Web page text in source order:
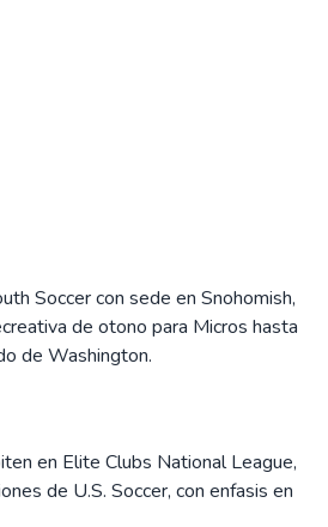
Soccer con sede en Snohomish,
de otono para Micros hasta
de Washington.
en Elite Clubs National League,
de U.S. Soccer, con enfasis en